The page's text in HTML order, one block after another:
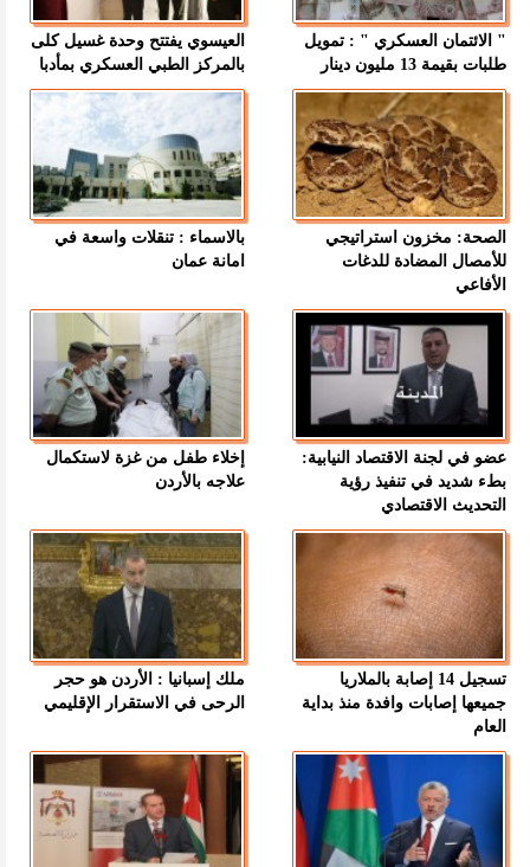
" الائتمان العسكري " : تمويل
طلبات بقيمة 13 مليون دينار
العيسوي يفتتح وحدة غسيل كلى
بالمركز الطبي العسكري بمأدبا
الصحة: مخزون استراتيجي
للأمصال المضادة للدغات
الأفاعي
بالاسماء : تنقلات واسعة في
امانة عمان
عضو في لجنة الاقتصاد النيابية:
بطء شديد في تنفيذ رؤية
التحديث الاقتصادي
إخلاء طفل من غزة لاستكمال
علاجه بالأردن
تسجيل 14 إصابة بالملاريا
جميعها إصابات وافدة منذ بداية
العام
ملك إسبانيا : الأردن هو حجر
الرحى في الاستقرار الإقليمي